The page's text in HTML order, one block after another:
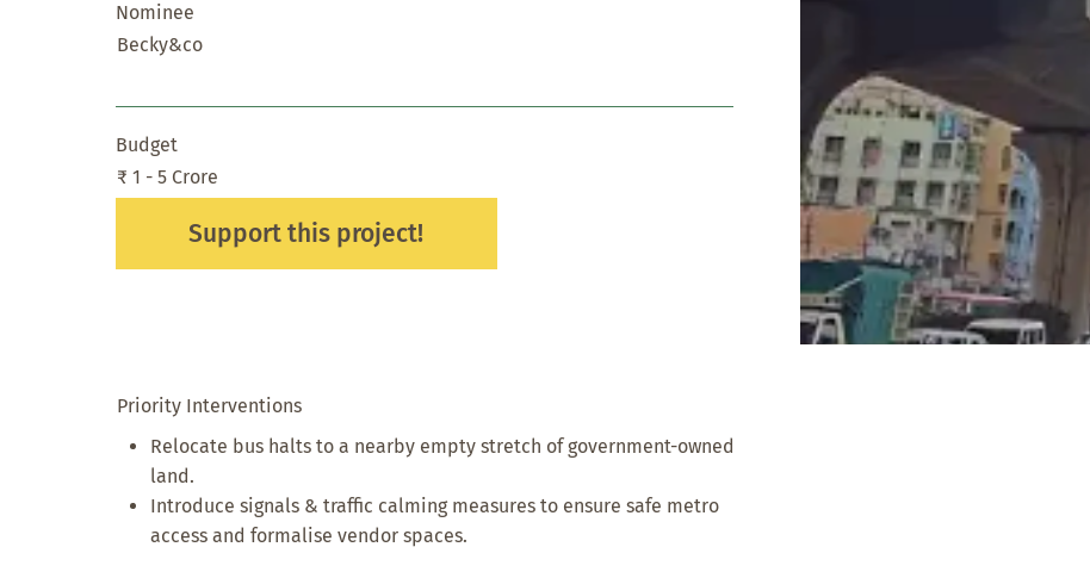
Nominee
Becky&co
Budget
₹ 1 - 5 Crore
Support this project!
Priority Interventions
Relocate bus halts to a nearby empty stretch of government-owned
land.
Introduce signals & traffic calming measures to ensure safe metro
access and formalise vendor spaces.